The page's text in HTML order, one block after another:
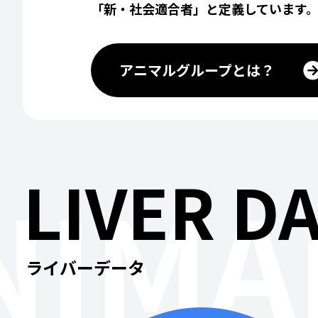
「新・社会適合者」と定義しています。
アニマルグループとは？
LIVER
ライバーデータ